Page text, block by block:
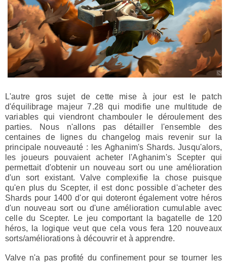
L'autre gros sujet de cette mise à jour est le patch
d'équilibrage majeur 7.28 qui modifie une multitude de
variables qui viendront chambouler le déroulement des
parties. Nous n'allons pas détailler l'ensemble des
centaines de lignes du changelog mais revenir sur la
principale nouveauté : les Aghanim's Shards. Jusqu'alors,
les joueurs pouvaient acheter l'Aghanim's Scepter qui
permettait d'obtenir un nouveau sort ou une amélioration
d'un sort existant. Valve complexifie la chose puisque
qu'en plus du Scepter, il est donc possible d'acheter des
Shards pour 1400 d'or qui doteront également votre héros
d'un nouveau sort ou d'une amélioration cumulable avec
celle du Scepter. Le jeu comportant la bagatelle de 120
héros, la logique veut que cela vous fera 120 nouveaux
sorts/améliorations à découvrir et à apprendre.
Valve n'a pas profité du confinement pour se tourner les